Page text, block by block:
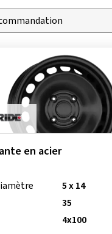
en acier
5 x 14
35
4x100